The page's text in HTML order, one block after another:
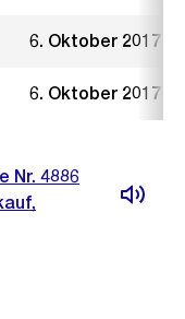
6. Oktober 2017
6. Oktober 2017
Nr. 4886